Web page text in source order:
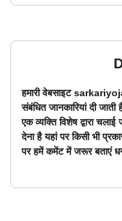
हमारी वेबसाइट
संबंधित जानकारियां दी
एक व्यक्ति विशेष द्वारा
देना है यहां पर किसी भी
पर हमें कमेंट में जरूर बताएं